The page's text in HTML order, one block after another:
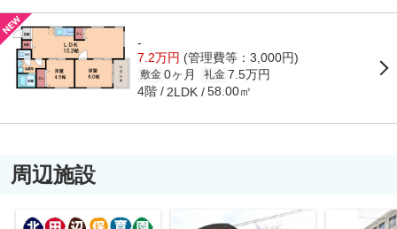
-
7.2万円 (管理費等：3,000円)
敷金 0ヶ月 礼金 7.5万円
4階 2LDK 58.00㎡
周辺施設